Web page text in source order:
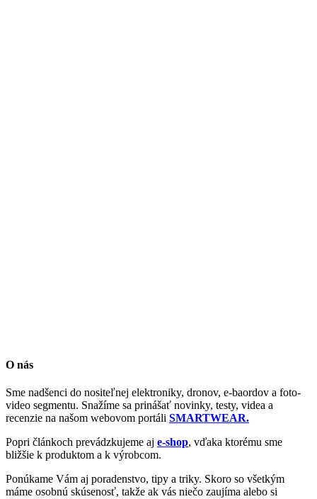
O nás
Sme nadšenci do nositeľnej elektroniky, dronov, e-baordov a foto-
video segmentu. Snažíme sa prinášať novinky, testy, videa a
recenzie na našom webovom portáli SMARTWEAR.
Popri článkoch prevádzkujeme aj e-shop, vďaka ktorému sme
bližšie k produktom a k výrobcom.
Ponúkame Vám aj poradenstvo, tipy a triky. Skoro so všetkým
máme osobnú skúsenosť, takže ak vás niečo zaujíma alebo si